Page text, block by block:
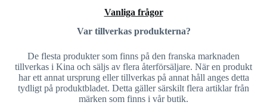
Vanliga frågor
Var tillverkas produkterna?
De flesta produkter som finns på den franska marknaden
tillverkas i Kina och säljs av flera återförsäljare. När en produkt
har ett annat ursprung eller tillverkas på annat håll anges detta
tydligt på produktbladet. Detta gäller särskilt flera artiklar från
märken som finns i vår butik.